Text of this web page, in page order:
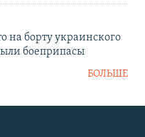
на борту украинского
боеприпасы
БОЛЬШЕ